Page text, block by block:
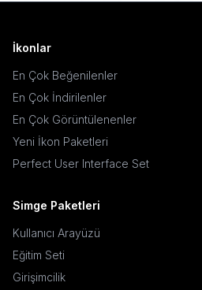
İkonlar
En Çok Beğenilenler
En Çok İndirilenler
En Çok Görüntülenenler
Yeni İkon Paketleri
Perfect User Interface Set
Simge Paketleri
Kullanıcı Arayüzü
Eğitim Seti
Girişimcilik